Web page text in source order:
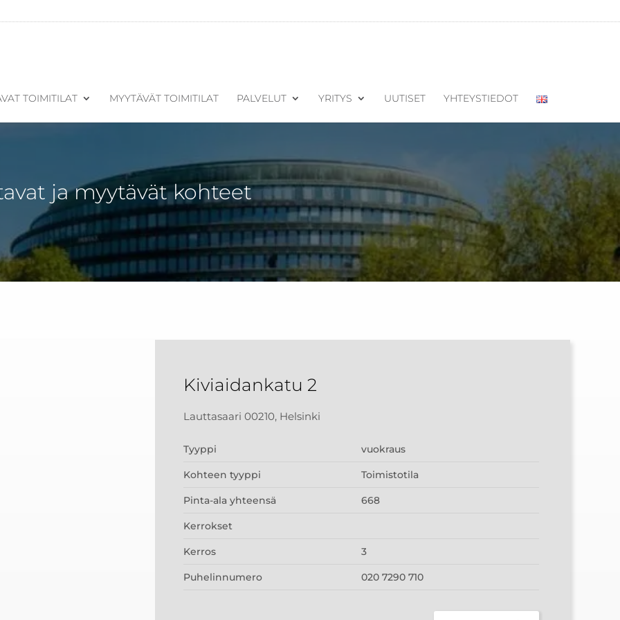
TOIMITILAT MYYTÄVÄT TOIMITILAT PALVELUT YRITYS UUTISET YHTEYSTIEDOT
ja myytävät kohteet
Kiviaidankatu 2
Lauttasaari 00210, Helsinki
Tyyppi vuokraus
Kohteen tyyppi Toimistotila
Pinta-ala yhteensä 668
Kerrokset
Kerros 3
Puhelinnumero 020 7290 710